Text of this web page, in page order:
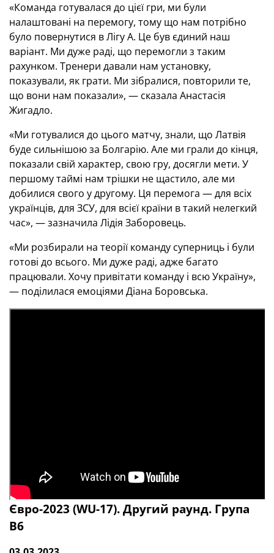
«Команда готувалася до цієї гри, ми були
налаштовані на перемогу, тому що нам потрібно
було повернутися в Лігу А. Це був єдиний наш
варіант. Ми дуже раді, що перемогли з таким
рахунком. Тренери давали нам установку,
показували, як грати. Ми зібралися, повторили те,
що вони нам показали», — сказала Анастасія
Жигадло.
«Ми готувалися до цього матчу, знали, що Латвія
буде сильнішою за Болгарію. Але ми грали до кінця,
показали свій характер, свою гру, досягли мети. У
першому таймі нам трішки не щастило, але ми
добилися свого у другому. Ця перемога — для всіх
українців, для ЗСУ, для всієї країни в такий нелегкий
час», — зазначила Лідія Заборовець.
«Ми розбирали на теорії команду суперниць і були
готові до всього. Ми дуже раді, адже багато
працювали. Хочу привітати команду і всю Україну»,
— поділилася емоціями Діана Боровська.
Євро-2023 (WU-17). Другий раунд. Група
В6